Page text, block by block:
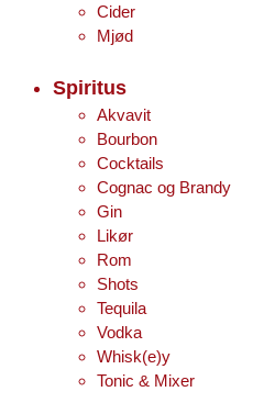
Cider
Mjød
Spiritus
Akvavit
Bourbon
Cocktails
Cognac og Brandy
Gin
Likør
Rom
Shots
Tequila
Vodka
Whisk(e)y
Tonic & Mixer